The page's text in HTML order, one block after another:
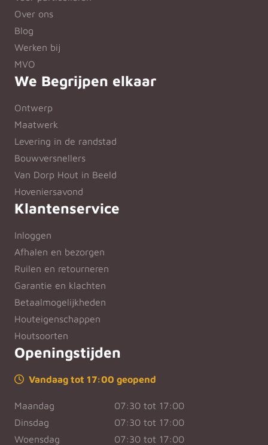
Over ons
Blog
Werken bij
MVO
We Begrijpen elkaar
Ontwerp
Maatwerk
Levering in de randstad
Bouwversnellers
Van Dorp Hout in Beeld
Hoveniersavond
Klantenservice
Inloggen
Afhalen en bezorgen
Ruilen en retourneren
Garantie en klachten
Betaalmogelijkheden
Houteigenschappen
Houtsoorten
Openingstijden
Vandaag tot 17:00 geopend
Maandag
07:30 tot 17:00
Dinsdag
07:30 tot 17:00
Woensdag
07:30 tot 17:00